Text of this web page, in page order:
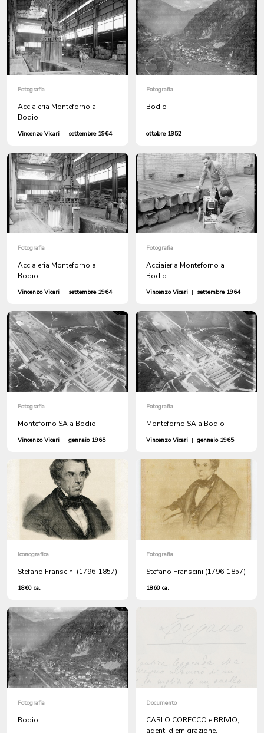
Fotografia
Acciaieria Monteforno a
Bodio
Vincenzo Vicari | settembre 1964
Fotografia
Bodio
ottobre 1952
Fotografia
Acciaieria Monteforno a
Bodio
Vincenzo Vicari | settembre 1964
Fotografia
Acciaieria Monteforno a
Bodio
Vincenzo Vicari | settembre 1964
Fotografia
Monteforno SA a Bodio
Vincenzo Vicari | gennaio 1965
Fotografia
Monteforno SA a Bodio
Vincenzo Vicari | gennaio 1965
Iconografica
Stefano Franscini (1796-1857)
1860 ca.
Fotografia
Stefano Franscini (1796-1857)
1860 ca.
Fotografia
Bodio
Documento
CARLO CORECCO e BRIVIO,
agenti d'emigrazione,